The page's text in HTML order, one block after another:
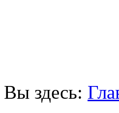
Вы здесь: